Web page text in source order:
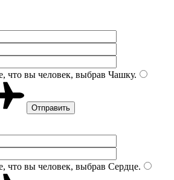
что вы человек, выбрав Чашку.
что вы человек, выбрав Сердце.